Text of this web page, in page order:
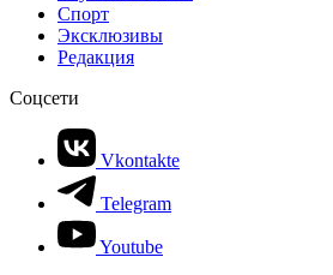
Спорт
Эксклюзивы
Редакция
Соцсети
Vkontakte
Telegram
Youtube